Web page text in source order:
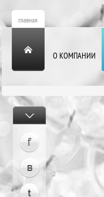
О КОМПАНИИ